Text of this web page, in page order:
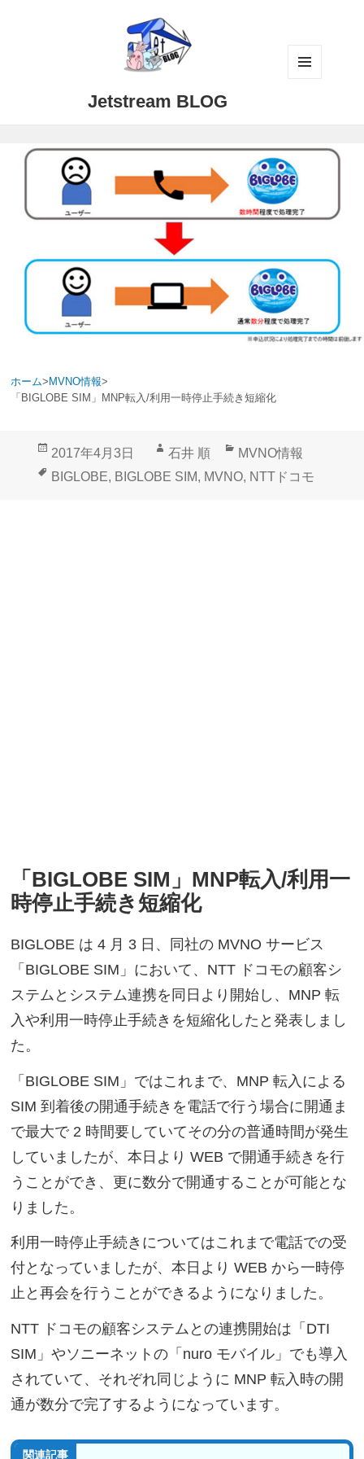
Jetstream BLOG
ホーム> MVNO情報>
「BIGLOBE SIM」MNP転入/利用一時停止手続き短縮化
投
稿
2017年4月3日
作
成
石井 順
カ
テ
MVNO情報
タ
BIGLOBE, BIGLOBE SIM, MVNO, NTTドコモ
「BIGLOBE SIM」MNP転入/利用一
時停止手続き短縮化
BIGLOBE は 4 月 3 日、同社の MVNO サービス
「BIGLOBE SIM」において、NTT ドコモの顧客シ
ステムとシステム連携を同日より開始し、MNP 転
入や利用一時停止手続きを短縮化したと発表しまし
た。
「BIGLOBE SIM」ではこれまで、MNP 転入による
SIM 到着後の開通手続きを電話で行う場合に開通ま
で最大で 2 時間要していてその分の普通時間が発生
していましたが、本日より WEB で開通手続きを行
うことができ、更に数分で開通することが可能とな
りました。
利用一時停止手続きについてはこれまで電話での受
付となっていましたが、本日より WEB から一時停
止と再会を行うことができるようになりました。
NTT ドコモの顧客システムとの連携開始は「DTI
SIM」やソニーネットの「nuro モバイル」でも導入
されていて、それぞれ同じように MNP 転入時の開
通が数分で完了するようになっています。
関連記事